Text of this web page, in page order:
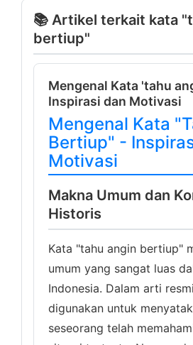
📚 Artikel terkait kata
bertiup"
Mengenal Kata 'tahu
Inspirasi dan Motivasi
Mengenal Kata
Bertiup" -
Motivasi
Makna Umum dan
Historis
Kata "tahu angin bertiup"
umum yang sangat luas
Indonesia. Dalam arti
digunakan untuk
seseorang telah